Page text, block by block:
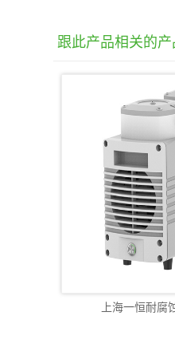
跟此产品相关的
上海一恒耐腐